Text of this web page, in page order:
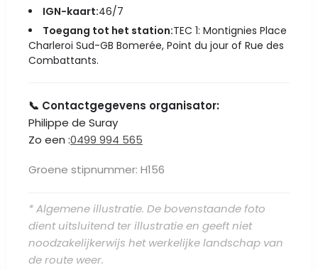
IGN-kaart:46/7
Toegang tot het station:TEC 1: Montignies Place
Charleroi Sud-GB Bomerée, Point du jour of Rue des
Combattants.
📞 Contactgegevens organisator:
Philippe de Suray
Zo een :0499 994 565
Groene stipnummer: H156
* Algemene illustratie. De bovenstaande foto
dient uitsluitend ter illustratie en geeft niet
noodzakelijkerwijs het werkelijke landschap van
de route weer.